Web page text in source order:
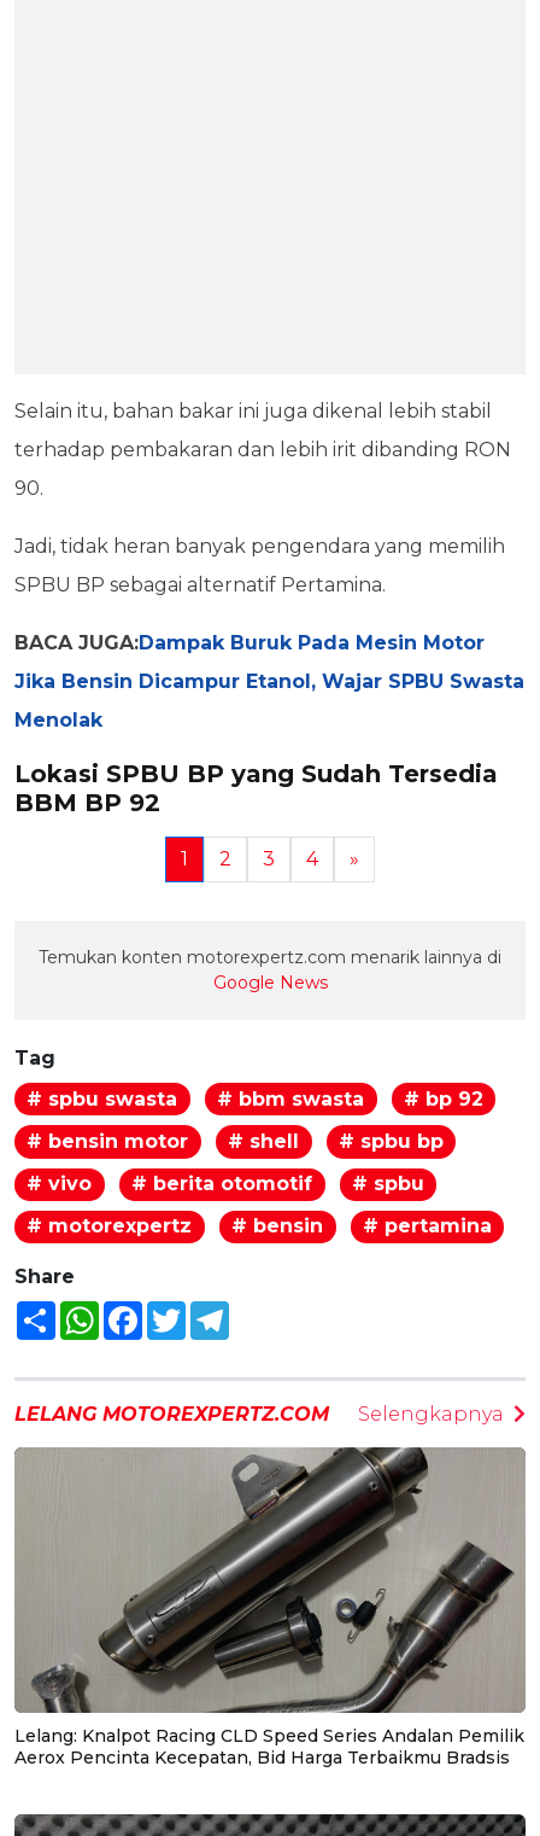
Selain itu, bahan bakar ini juga dikenal lebih stabil
terhadap pembakaran dan lebih irit dibanding RON
90.
Jadi, tidak heran banyak pengendara yang memilih
SPBU BP sebagai alternatif Pertamina.
BACA JUGA:Dampak Buruk Pada Mesin Motor
Jika Bensin Dicampur Etanol, Wajar SPBU Swasta
Menolak
Lokasi SPBU BP yang Sudah Tersedia
BBM BP 92
1 2 3 4 »
Temukan konten motorexpertz.com menarik lainnya di
Google News
Tag
# spbu swasta
# bbm swasta
# bp 92
# bensin motor
# shell
# spbu bp
# vivo
# berita otomotif
# spbu
# motorexpertz
# bensin # pertamina
Share
Share WhatsAppFacebook
Twitter
LELANG MOTOREXPERTZ.COM Selengkapnya
Lelang: Knalpot Racing CLD Speed Series Andalan Pemilik
Aerox Pencinta Kecepatan, Bid Harga Terbaikmu Bradsis